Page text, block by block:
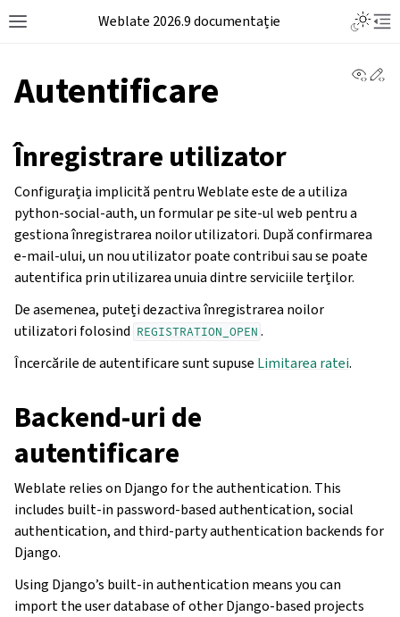
Weblate 2026.9 documentație
Autentificare
Înregistrare utilizator
Configurația implicită pentru Weblate este de a utiliza
python-social-auth, un formular pe site-ul web pentru a
gestiona înregistrarea noilor utilizatori. După confirmarea
e-mail-ului, un nou utilizator poate contribui sau se poate
autentifica prin utilizarea unuia dintre serviciile terților.
De asemenea, puteți dezactiva înregistrarea noilor
utilizatori folosind REGISTRATION_OPEN .
Încercările de autentificare sunt supuse Limitarea ratei.
Backend-uri de
autentificare
Weblate relies on Django for the authentication. This
includes built-in password-based authentication, social
authentication, and third-party authentication backends for
Django.
Using Django’s built-in authentication means you can
import the user database of other Django-based projects